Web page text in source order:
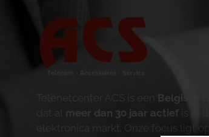
Telenetcenter ACS is een Belgisch
dat al meer dan 30 jaar actief is in de
elektronica markt. Onze focus ligt op